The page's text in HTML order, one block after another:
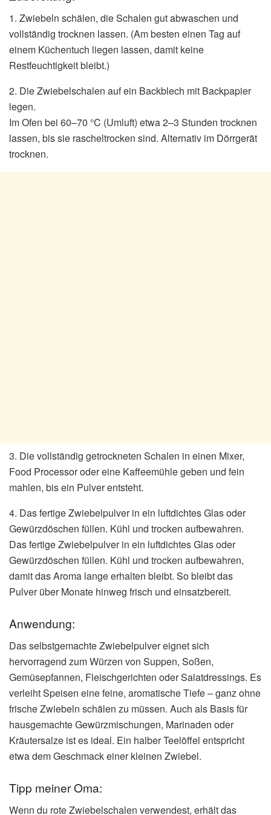
1. Zwiebeln schälen, die Schalen gut abwaschen und
vollständig trocknen lassen. (Am besten einen Tag auf
einem Küchentuch liegen lassen, damit keine
Restfeuchtigkeit bleibt.)
2. Die Zwiebelschalen auf ein Backblech mit Backpapier
legen.
Im Ofen bei 60–70 °C (Umluft) etwa 2–3 Stunden trocknen
lassen, bis sie rascheltrocken sind. Alternativ im Dörrgerät
trocknen.
3. Die vollständig getrockneten Schalen in einen Mixer,
Food Processor oder eine Kaffeemühle geben und fein
mahlen, bis ein Pulver entsteht.
4. Das fertige Zwiebelpulver in ein luftdichtes Glas oder
Gewürzdöschen füllen. Kühl und trocken aufbewahren.
Das fertige Zwiebelpulver in ein luftdichtes Glas oder
Gewürzdöschen füllen. Kühl und trocken aufbewahren,
damit das Aroma lange erhalten bleibt. So bleibt das
Pulver über Monate hinweg frisch und einsatzbereit.
Anwendung:
Das selbstgemachte Zwiebelpulver eignet sich
hervorragend zum Würzen von Suppen, Soßen,
Gemüsepfannen, Fleischgerichten oder Salatdressings. Es
verleiht Speisen eine feine, aromatische Tiefe – ganz ohne
frische Zwiebeln schälen zu müssen. Auch als Basis für
hausgemachte Gewürzmischungen, Marinaden oder
Kräutersalze ist es ideal. Ein halber Teelöffel entspricht
etwa dem Geschmack einer kleinen Zwiebel.
Tipp meiner Oma:
Wenn du rote Zwiebelschalen verwendest, erhält das